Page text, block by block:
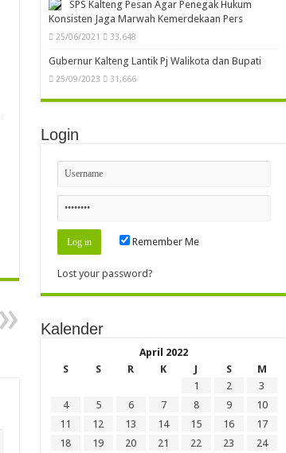
SPS Kalteng Pesan Agar Penegak Hukum
Konsisten Jaga Marwah Kemerdekaan Pers
25/06/2021 33,648
Gubernur Kalteng Lantik Pj Walikota dan Bupati
25/09/2023 31,666
Login
Remember Me
Lost your password?
Kalender
April 2022
S
S R K J S
M
1
2
3
4
5 6 7 8 9
10
11
12 13 14 15 16
17
18
19 20 21 22 23
24